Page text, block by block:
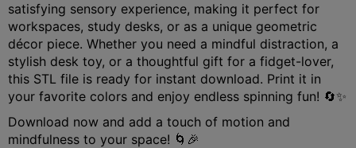
satisfying sensory experience, making it perfect for
workspaces, study desks, or as a unique geometric
décor piece. Whether you need a mindful distraction, a
stylish desk toy, or a thoughtful gift for a fidget-lover,
this STL file is ready for instant download. Print it in
your favorite colors and enjoy endless spinning fun! 🔄✨
Download now and add a touch of motion and
mindfulness to your space! 🌀🎉